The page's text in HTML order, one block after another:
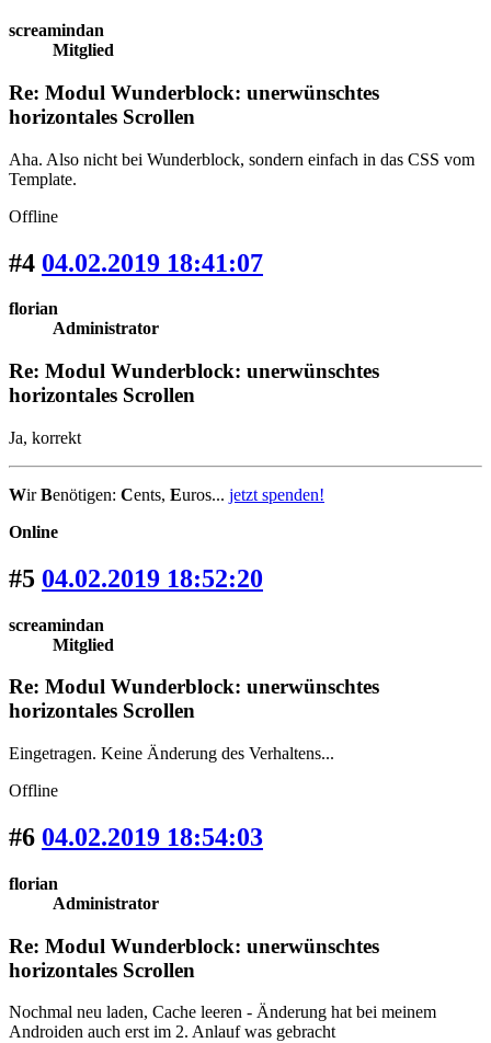
screamindan
Mitglied
Re: Modul Wunderblock: unerwünschtes
horizontales Scrollen
Aha. Also nicht bei Wunderblock, sondern einfach in das CSS vom
Template.
Offline
#4 04.02.2019 18:41:07
florian
Administrator
Re: Modul Wunderblock: unerwünschtes
horizontales Scrollen
Ja, korrekt
WirBenötigen: Cents, Euros... jetzt spenden!
Online
#5 04.02.2019 18:52:20
screamindan
Mitglied
Re: Modul Wunderblock: unerwünschtes
horizontales Scrollen
Eingetragen. Keine Änderung des Verhaltens...
Offline
#6 04.02.2019 18:54:03
florian
Administrator
Re: Modul Wunderblock: unerwünschtes
horizontales Scrollen
Nochmal neu laden, Cache leeren - Änderung hat bei meinem
Androiden auch erst im 2. Anlauf was gebracht